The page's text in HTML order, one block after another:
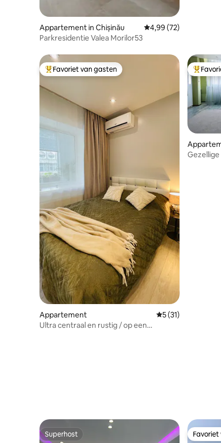
Appartement in Chișinău Gemiddelde
4,99 (72)
Parkresidentie Valea Morilor53
Topfavoriet van gasten
Favoriet van gasten
Appartement Gemiddelde
5 (31)
Ultra centraal en rustig / op een
Superhost
Superhost